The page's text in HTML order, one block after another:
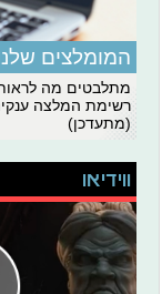
המומלצים
מתלבטים מה
רשימת המלצה
(מתעדכן)
ווידיאו